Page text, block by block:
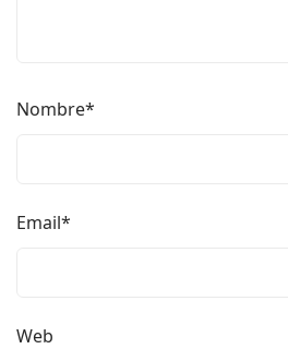
Nombre*
Email*
Web